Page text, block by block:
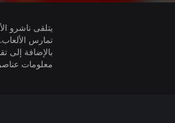
تمارس الألعاب.
بالإضافة إلى
معلومات